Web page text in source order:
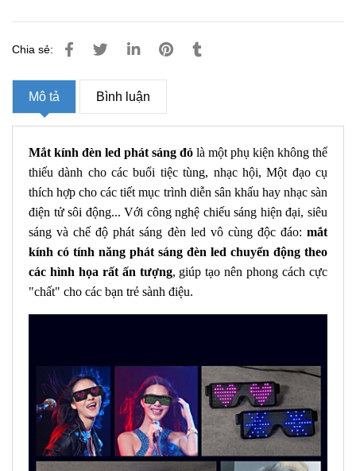
Chia sẻ:
Mô tả Bình luận
Mắt kính đèn led phát sáng đỏ là một phụ kiện không thể
thiếu dành cho các buổi tiệc tùng, nhạc hội, Một đạo cụ
thích hợp cho các tiết mục trình diễn sân khấu hay nhạc sàn
điện tử sôi động... Với công nghệ chiếu sáng hiện đại, siêu
sáng và chế độ phát sáng đèn led vô cùng độc đáo: mắt
kính có tính năng phát sáng đèn led chuyển động theo
các hình họa rất ấn tượng, giúp tạo nên phong cách cực
"chất" cho các bạn trẻ sành điệu.